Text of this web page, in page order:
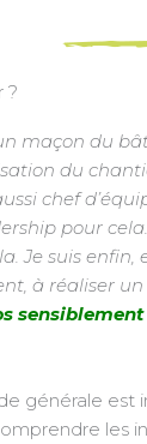
?
maçon du
du
chef
pour cela.
Je suis
à réaliser
générale
les